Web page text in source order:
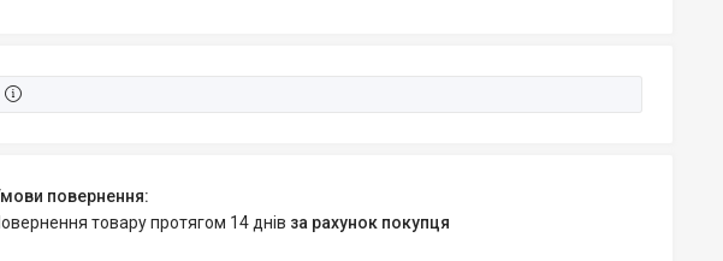
повернення товару протягом 14 днів за рахунок покупця